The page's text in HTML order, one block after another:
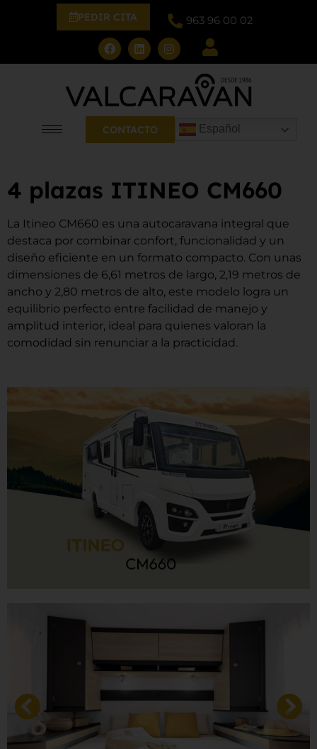
PEDIR CITA 963 96 00 02
CONTACTO Español
4 plazas ITINEO CM660
La Itineo CM660 es una autocaravana integral que
destaca por combinar confort, funcionalidad y un
diseño eficiente en un formato compacto. Con unas
dimensiones de 6,61 metros de largo, 2,19 metros de
ancho y 2,80 metros de alto, este modelo logra un
equilibrio perfecto entre facilidad de manejo y
amplitud interior, ideal para quienes valoran la
comodidad sin renunciar a la practicidad.